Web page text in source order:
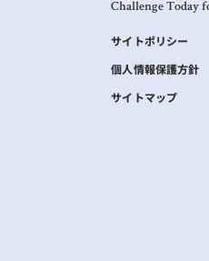
Challenge Today
サイトポリシー
個人情報保護方針
サイトマップ